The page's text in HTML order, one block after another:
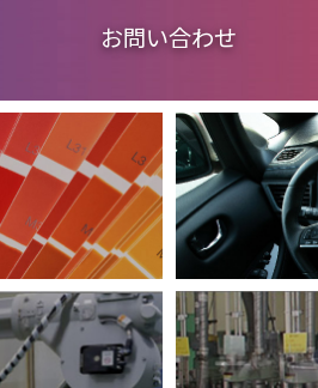
お問い合わせ